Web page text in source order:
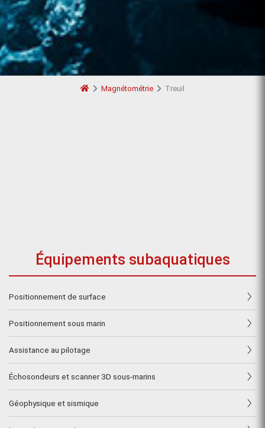
Magnétométrie Treuil
Équipements subaquatiques
Positionnement de surface
Positionnement sous marin
Assistance au pilotage
Échosondeurs et scanner 3D sous-marins
Géophysique et sismique